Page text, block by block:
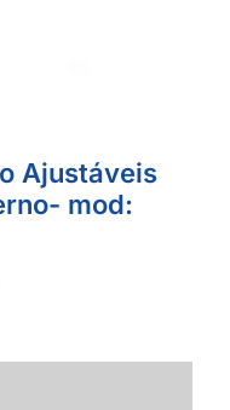
Ajustáveis
mod: